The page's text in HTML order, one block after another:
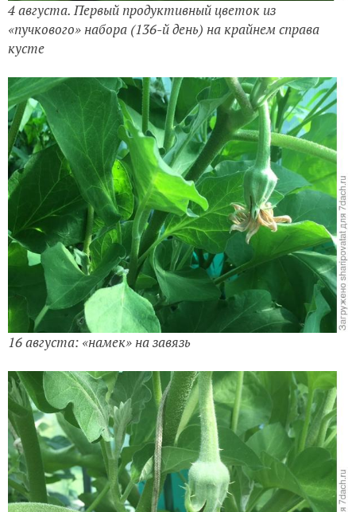
4 августа. Первый продуктивный цветок из
«пучкового» набора (136-й день) на крайнем справа
кусте
16 августа: «намек» на завязь